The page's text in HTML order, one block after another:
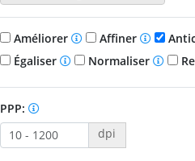
Améliorer Affiner
Égaliser
Normaliser
PPP:
dpi